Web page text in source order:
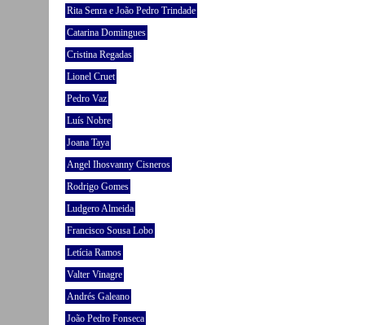
Rita Senra e João Pedro Trindade
Catarina Domingues
Cristina Regadas
Lionel Cruet
Pedro Vaz
Luís Nobre
Joana Taya
Angel Ihosvanny Cisneros
Rodrigo Gomes
Ludgero Almeida
Francisco Sousa Lobo
Letícia Ramos
Valter Vinagre
Andrés Galeano
João Pedro Fonseca